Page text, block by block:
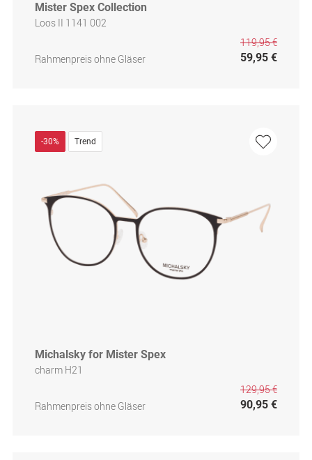
Mister Spex Collection
Loos II 1141 002
Rahmenpreis ohne Gläser
119,95 €
59,95 €
-30% Trend
Michalsky for Mister Spex
charm H21
Rahmenpreis ohne Gläser
129,95 €
90,95 €